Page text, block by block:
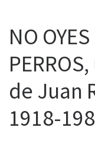
NO
de Juan
1918-